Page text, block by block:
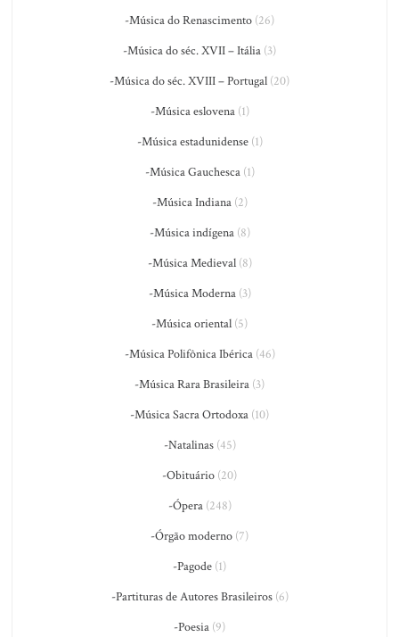
-Música do Renascimento (26)
-Música do séc. XVII – Itália (3)
-Música do séc. XVIII – Portugal (20)
-Música eslovena(1)
-Música estadunidense(1)
-Música Gauchesca(1)
-Música Indiana(2)
-Música indígena(8)
-Música Medieval(8)
-Música Moderna(3)
-Música oriental (5)
-Música Polifônica Ibérica(46)
-Música Rara Brasileira (3)
-Música Sacra Ortodoxa (10)
-Natalinas(45)
-Obituário (20)
-Ópera(248)
-Órgão moderno (7)
-Pagode (1)
-Partituras de Autores Brasileiros(6)
-Poesia (9)